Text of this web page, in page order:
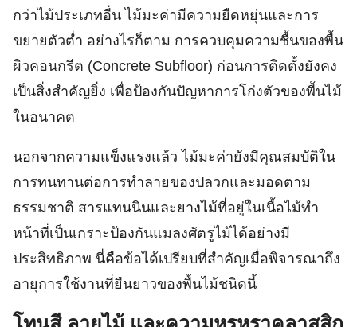
กว่าไม้ประเภทอื่น ไม้มะค่ามีความยืดหยุ่นและการ
ขยายตัวต่ำ อย่างไรก็ตาม การควบคุมความชื้นของพื้น
ผิวคอนกรีต (Concrete Subfloor) ก่อนการติดตั้งยังคง
เป็นสิ่งสำคัญยิ่ง เพื่อป้องกันปัญหาการโก่งตัวของพื้นไม้
ในอนาคต
นอกจากความแข็งแรงแล้ว ไม้มะค่ายังมีคุณสมบัติใน
การทนทานต่อการทำลายของปลวกและมอดตาม
ธรรมชาติ สารแทนนินและยางไม้ที่อยู่ในเนื้อไม้ทำ
หน้าที่เป็นเกราะป้องกันแมลงศัตรูไม้ได้อย่างมี
ประสิทธิภาพ นี่คือข้อได้เปรียบที่สำคัญเมื่อพิจารณาถึง
อายุการใช้งานที่ยืนยาวของพื้นไม้ชนิดนี้